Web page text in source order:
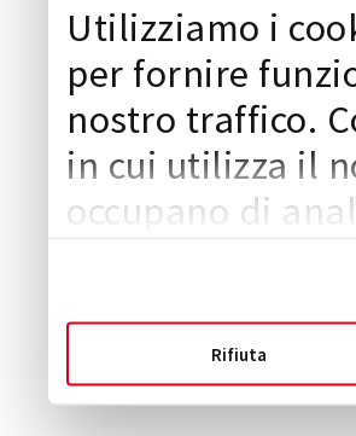
Utilizziamo i
per fornire
nostro traffico.
in cui utilizza il
occupano di
Rifiuta